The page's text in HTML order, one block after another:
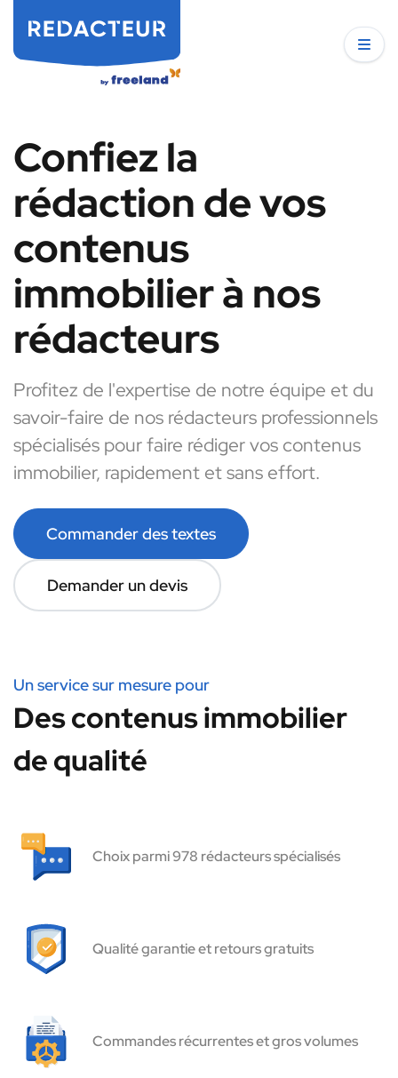
Confiez la
rédaction de vos
contenus
immobilier à nos
rédacteurs
Profitez de l'expertise de notre équipe et du
savoir-faire de nos rédacteurs professionnels
spécialisés pour faire rédiger vos contenus
immobilier, rapidement et sans effort.
Commander des textes
Demander un devis
Un service sur mesure pour
Des contenus immobilier
de qualité
Choix parmi 978 rédacteurs spécialisés
Qualité garantie et retours gratuits
Commandes récurrentes et gros volumes